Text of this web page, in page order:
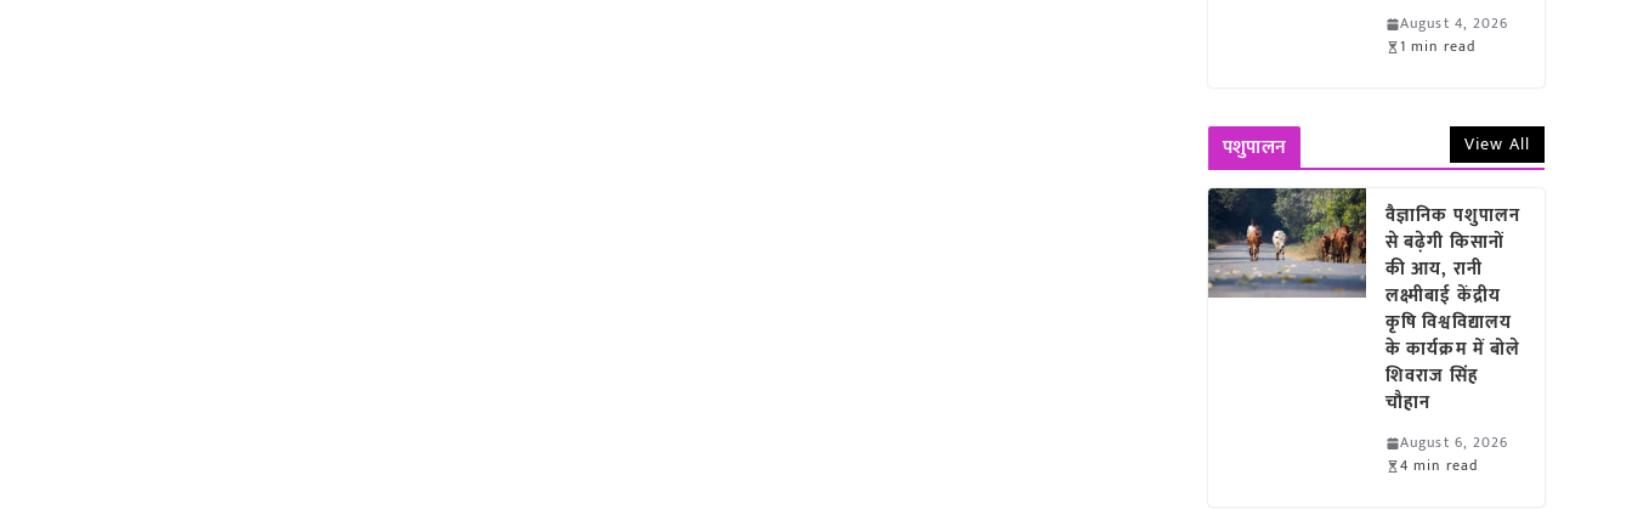
August 4, 2026
1 min read
पशुपालन View All
वैज्ञानिक पशुपालन
से बढ़ेगी किसानों
की आय, रानी
लक्ष्मीबाई केंद्रीय
कृषि विश्वविद्यालय
के कार्यक्रम में बोले
शिवराज सिंह
चौहान
August 6, 2026
4 min read